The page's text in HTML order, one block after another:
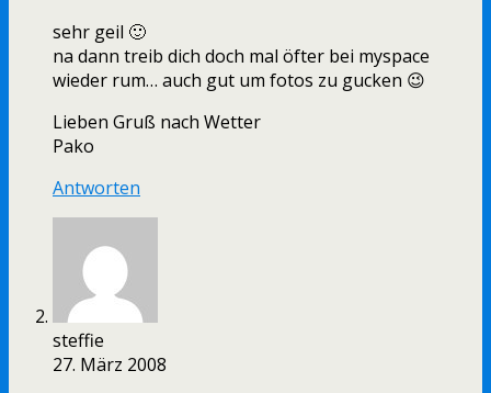
sehr geil 🙂
na dann treib dich doch mal öfter bei myspace
wieder rum… auch gut um fotos zu gucken 😉
Lieben Gruß nach Wetter
Pako
Antworten
steffie
27. März 2008